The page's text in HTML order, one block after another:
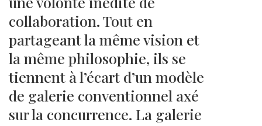
collaboration. Tout en
partageant la même vision et
la même philosophie, ils se
tiennent à l’écart d’un modèle
de galerie conventionnel axé
sur la concurrence. La galerie